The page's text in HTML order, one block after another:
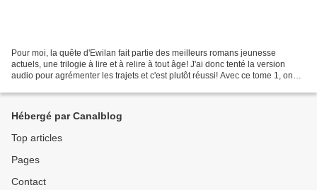
Pour moi, la quête d'Ewilan fait partie des meilleurs romans jeunesse
actuels, une trilogie à lire et à relire à tout âge! J'ai donc tenté la version
audio pour agrémenter les trajets et c'est plutôt réussi! Avec ce tome 1, on
Hébergé par Canalblog
Top articles
Pages
Contact